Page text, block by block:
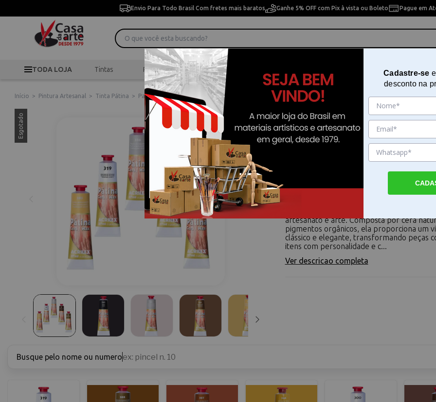
Envio Para Todo Brasil Com fretes mais baratos Ganhe 5% OFF com Pix à vista ou Boleto Pague em
TODA LOJA Tintas Pincéis Desenho Pintura
Início > Pintura Artesanal > Tinta Pátina > Patina em Cera 37ml Acrilex - 18037
Esgotado Patina em Cera 37ml Acrilex -
Patina em Cera 37ml Acrilex - para
vintage A Patina em Cera 37ml Acrilex - é a
artesanato e arte. Composta por cera
pigmentos orgânicos, ela proporciona um
clássico e elegante, transformando peças
itens com personalidade e c...
Ver descricao completa
Busque pelo nome ou numero
Cadastre-se
desconto na